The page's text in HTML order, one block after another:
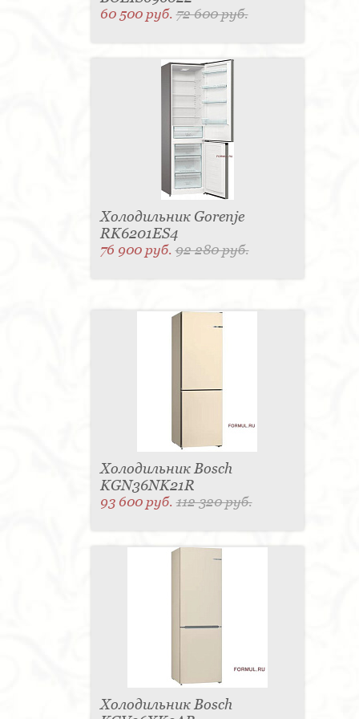
60 500 руб.72 600 руб.
Холодильник Gorenje
RK6201ES4
76 900 руб.92 280 руб.
Холодильник Bosch
KGN36NK21R
93 600 руб.112 320 руб.
Холодильник Bosch